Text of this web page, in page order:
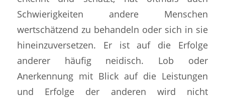
Schwierigkeiten andere Menschen
wertschätzend zu behandeln oder sich in sie
hineinzuversetzen. Er ist auf die Erfolge
anderer häufig neidisch. Lob oder
Anerkennung mit Blick auf die Leistungen
und Erfolge der anderen wird nicht